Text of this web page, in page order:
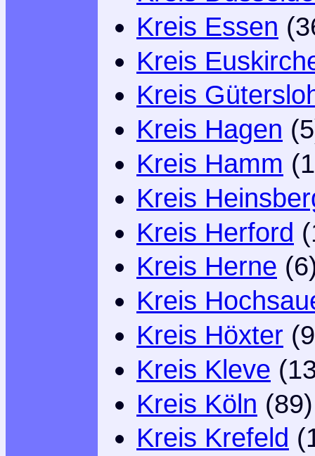
Kreis Essen
Kreis
Kreis
Kreis Hagen
Kreis Hamm
Kreis
Kreis Herford
Kreis Herne
Kreis
Kreis Höxter
Kreis Kleve
Kreis Köln (89)
Kreis Krefeld